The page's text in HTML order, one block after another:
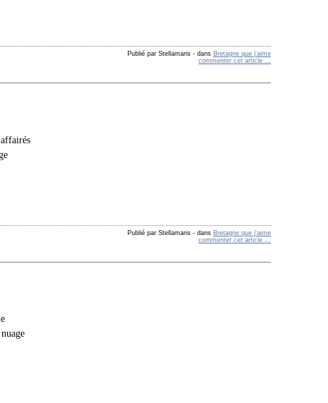
Publié par Stellamaris - dans Bretagne que j'aime
commenter cet article …
Publié par Stellamaris - dans Bretagne que j'aime
commenter cet article